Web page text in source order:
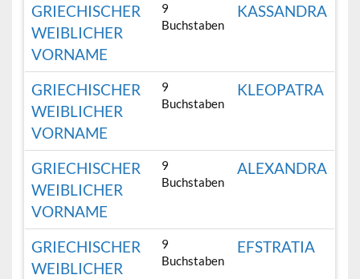
GRIECHISCHER
WEIBLICHER
VORNAME
9
Buchstaben
KASSANDRA
GRIECHISCHER
WEIBLICHER
VORNAME
9
Buchstaben
KLEOPATRA
GRIECHISCHER
WEIBLICHER
VORNAME
9
Buchstaben
ALEXANDRA
GRIECHISCHER
WEIBLICHER
9
Buchstaben
EFSTRATIA